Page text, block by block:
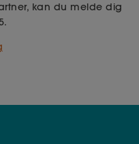
kan du melde dig